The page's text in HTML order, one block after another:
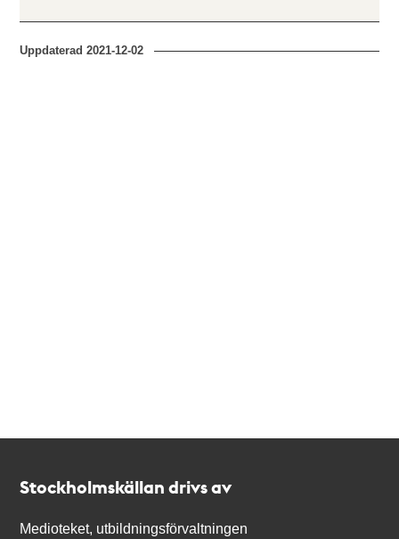
Uppdaterad2021-12-02
Stockholmskällan drivs av
Medioteket, utbildningsförvaltningen